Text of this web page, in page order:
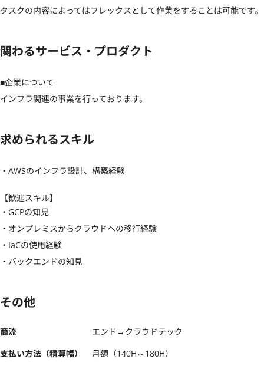
タスクの内容によってはフレックスとして作業をすることは可能です。
関わるサービス・プロダクト
■企業について
インフラ関連の事業を行っております。
求められるスキル
・AWSのインフラ設計、構築経験
【歓迎スキル】
・GCPの知見
・オンプレミスからクラウドへの移行経験
・IaCの使用経験
・バックエンドの知見
その他
商流
エンド→クラウドテック
支払い方法（精算幅）
月額（140H～180H）